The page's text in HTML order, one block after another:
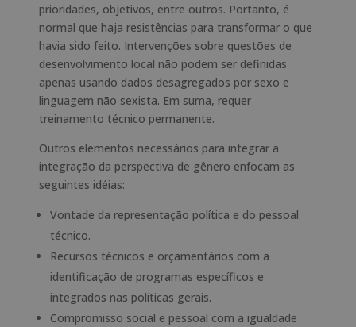
prioridades, objetivos, entre outros. Portanto, é
normal que haja resistências para transformar o que
havia sido feito. Intervenções sobre questões de
desenvolvimento local não podem ser definidas
apenas usando dados desagregados por sexo e
linguagem não sexista. Em suma, requer
treinamento técnico permanente.
Outros elementos necessários para integrar a
integração da perspectiva de gênero enfocam as
seguintes idéias:
Vontade da representação política e do pessoal
técnico.
Recursos técnicos e orçamentários com a
identificação de programas específicos e
integrados nas políticas gerais.
Compromisso social e pessoal com a igualdade